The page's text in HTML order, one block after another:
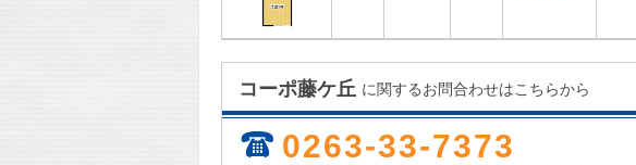
コーポ藤ケ丘 に関するお問合わせはこちらから
0263-33-7373